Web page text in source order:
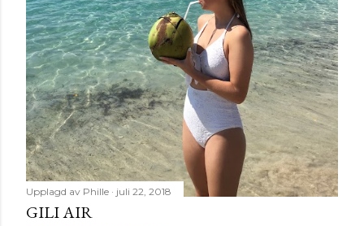
Upplagd av Phille juli 22, 2018
GILI AIR